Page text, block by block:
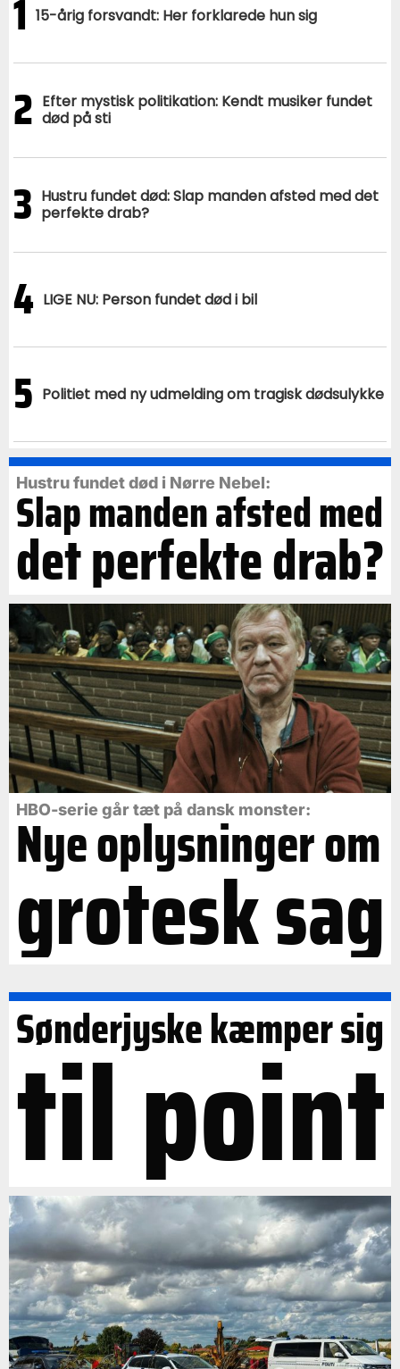
1 15-årig forsvandt: Her forklarede hun sig
2 Efter mystisk politikation: Kendt musiker fundet
død på sti
3 Hustru fundet død: Slap manden afsted med det
perfekte drab?
4 LIGE NU: Person fundet død i bil
5 Politiet med ny udmelding om tragisk dødsulykke
Hustru fundet død i Nørre Nebel:
Slap manden afsted med
det perfekte drab?
HBO-serie går tæt på dansk monster:
Nye oplysninger om
grotesk sag
Sønderjyske kæmper sig
til point